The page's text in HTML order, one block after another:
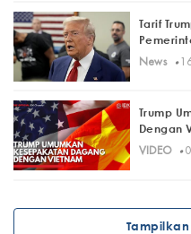
Tarif
News·
Trump
Dengan
VIDEO·